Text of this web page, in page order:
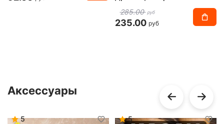
285.00 руб
235.00 руб
Аксессуары
5 5